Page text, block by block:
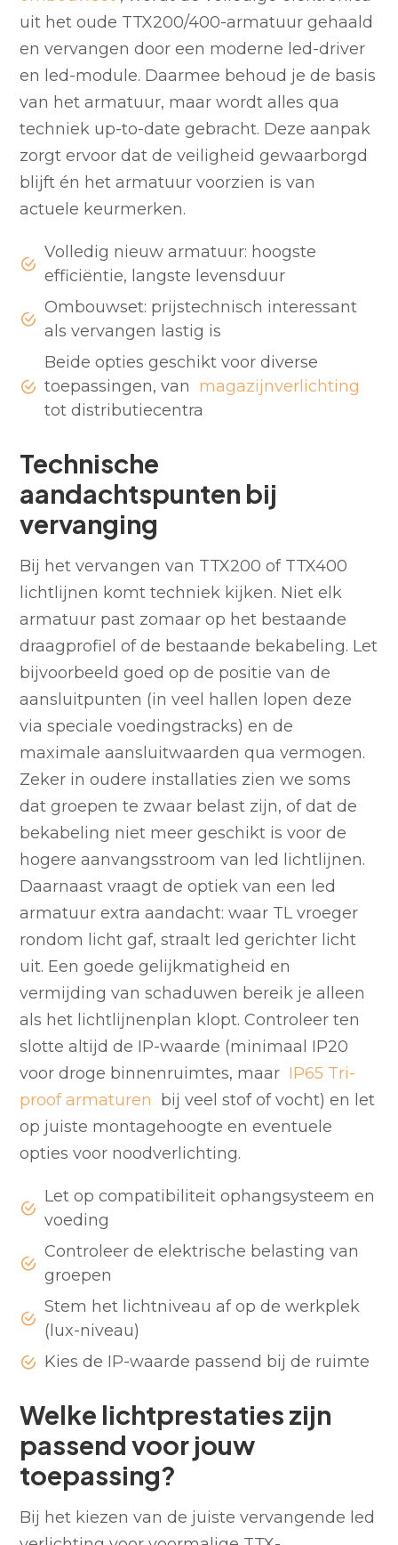
uit het oude TTX200/400-armatuur gehaald
en vervangen door een moderne led-driver
en led-module. Daarmee behoud je de basis
van het armatuur, maar wordt alles qua
techniek up-to-date gebracht. Deze aanpak
zorgt ervoor dat de veiligheid gewaarborgd
blijft én het armatuur voorzien is van
actuele keurmerken.
Volledig nieuw armatuur: hoogste
efficiëntie, langste levensduur
Ombouwset: prijstechnisch interessant
als vervangen lastig is
Beide opties geschikt voor diverse
toepassingen, van magazijnverlichting
tot distributiecentra
Technische
aandachtspunten bij
vervanging
Bij het vervangen van TTX200 of TTX400
lichtlijnen komt techniek kijken. Niet elk
armatuur past zomaar op het bestaande
draagprofiel of de bestaande bekabeling. Let
bijvoorbeeld goed op de positie van de
aansluitpunten (in veel hallen lopen deze
via speciale voedingstracks) en de
maximale aansluitwaarden qua vermogen.
Zeker in oudere installaties zien we soms
dat groepen te zwaar belast zijn, of dat de
bekabeling niet meer geschikt is voor de
hogere aanvangsstroom van led lichtlijnen.
Daarnaast vraagt de optiek van een led
armatuur extra aandacht: waar TL vroeger
rondom licht gaf, straalt led gerichter licht
uit. Een goede gelijkmatigheid en
vermijding van schaduwen bereik je alleen
als het lichtlijnenplan klopt. Controleer ten
slotte altijd de IP-waarde (minimaal IP20
voor droge binnenruimtes, maar IP65 Tri-
proof armaturen bij veel stof of vocht) en let
op juiste montagehoogte en eventuele
opties voor noodverlichting.
Let op compatibiliteit ophangsysteem en
voeding
Controleer de elektrische belasting van
groepen
Stem het lichtniveau af op de werkplek
(lux-niveau)
Kies de IP-waarde passend bij de ruimte
Welke lichtprestaties zijn
passend voor jouw
toepassing?
Bij het kiezen van de juiste vervangende led